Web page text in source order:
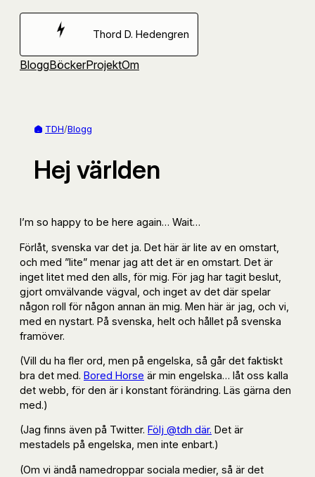
Hoppa
Thord D. Hedengren
BloggBöckerProjektOm
TDH/Blogg
Hej världen
I’m so happy to be here again… Wait…
Förlåt, svenska var det ja. Det här är lite av en omstart,
och med ”lite” menar jag att det är en omstart. Det är
inget litet med den alls, för mig. För jag har tagit beslut,
gjort omvälvande vägval, och inget av det där spelar
någon roll för någon annan än mig. Men här är jag, och vi,
med en nystart. På svenska, helt och hållet på svenska
framöver.
(Vill du ha fler ord, men på engelska, så går det faktiskt
bra det med. Bored Horse är min engelska… låt oss kalla
det webb, för den är i konstant förändring. Läs gärna den
med.)
(Jag finns även på Twitter. Följ @tdh där. Det är
mestadels på engelska, men inte enbart.)
(Om vi ändå namedroppar sociala medier, så är det